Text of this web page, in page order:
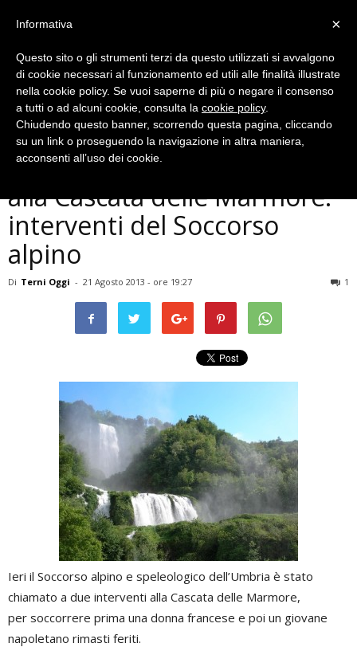
Cronaca
Terni, due escursionisti feriti
alla Cascata delle Marmore:
interventi del Soccorso
alpino
Di Terni Oggi - 21 Agosto 2013 - ore 19:27 1
Ieri il Soccorso alpino e speleologico dell’Umbria è stato
chiamato a due interventi alla Cascata delle Marmore,
per soccorrere prima una donna francese e poi un giovane
napoletano rimasti feriti.
×
Informativa
Questo sito o gli strumenti terzi da questo utilizzati si avvalgono
di cookie necessari al funzionamento ed utili alle finalità illustrate
nella cookie policy. Se vuoi saperne di più o negare il consenso
a tutti o ad alcuni cookie, consulta la cookie policy.
Chiudendo questo banner, scorrendo questa pagina, cliccando
su un link o proseguendo la navigazione in altra maniera,
acconsenti all’uso dei cookie.